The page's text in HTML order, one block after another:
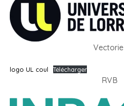
Vectoriel
logo UL coul Télécharger
RVB